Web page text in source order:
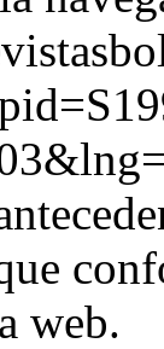
web.